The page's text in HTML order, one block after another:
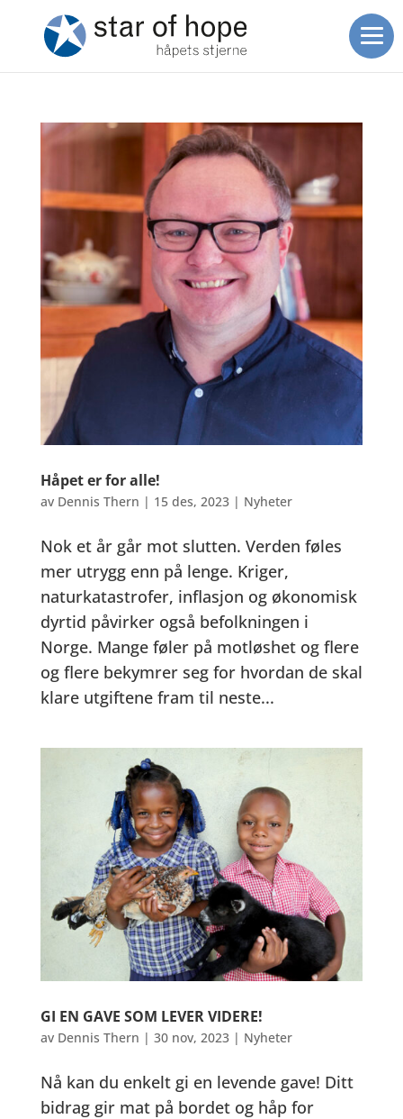
Håpet er for alle!
av Dennis Thern | 15 des, 2023| Nyheter
Nok et år går mot slutten. Verden føles
mer utrygg enn på lenge. Kriger,
naturkatastrofer, inflasjon og økonomisk
dyrtid påvirker også befolkningen i
Norge. Mange føler på motløshet og flere
og flere bekymrer seg for hvordan de skal
klare utgiftene fram til neste...
GI EN GAVE SOM LEVER VIDERE!
av Dennis Thern | 30 nov, 2023| Nyheter
Nå kan du enkelt gi en levende gave! Ditt
bidrag gir mat på bordet og håp for